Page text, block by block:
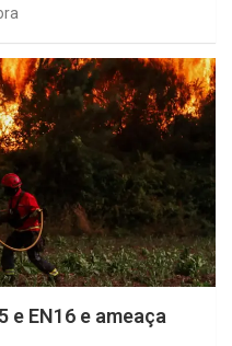
e EN16 e ameaça